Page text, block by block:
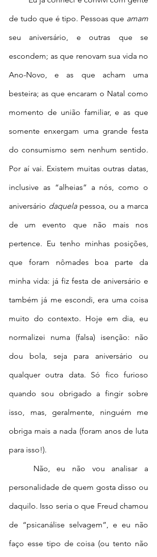
de tudo que é tipo. Pessoas que amam
seu aniversário, e outras que se
escondem; as que renovam sua vida no
Ano-Novo, e as que acham uma
besteira; as que encaram o Natal como
momento de união familiar, e as que
somente enxergam uma grande festa
do consumismo sem nenhum sentido.
Por aí vai. Existem muitas outras datas,
inclusive as “alheias” a nós, como o
aniversário daquela pessoa, ou a marca
de um evento que não mais nos
pertence. Eu tenho minhas posições,
que foram nômades boa parte da
minha vida: já fiz festa de aniversário e
também já me escondi, era uma coisa
muito do contexto. Hoje em dia, eu
normalizei numa (falsa) isenção: não
dou bola, seja para aniversário ou
qualquer outra data. Só fico furioso
quando sou obrigado a fingir sobre
isso, mas, geralmente, ninguém me
obriga mais a nada (foram anos de luta
para isso!).
personalidade de quem gosta disso ou
daquilo. Isso seria o que Freud chamou
de “psicanálise selvagem”, e eu não
faço esse tipo de coisa (ou tento não